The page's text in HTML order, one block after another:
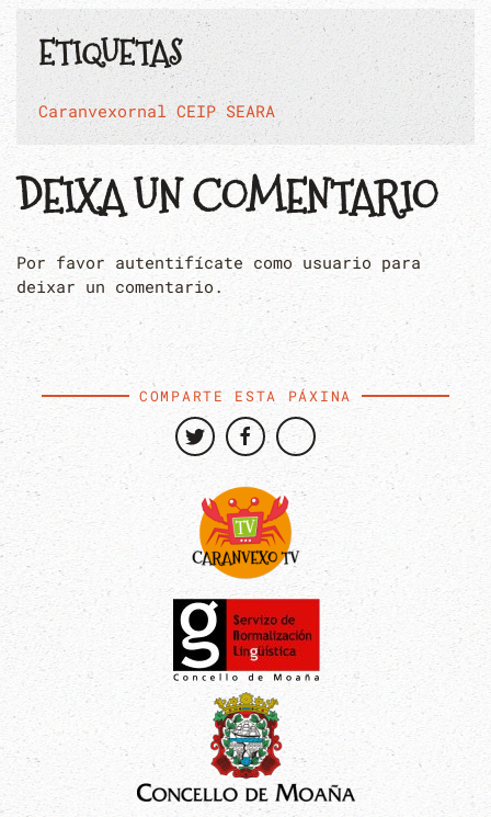
ETIQUETAS
Caranvexornal CEIP SEARA
DEIXA UN COMENTARIO
Por favor autentifícate como usuario para
deixar un comentario.
COMPARTE ESTA PÁXINA